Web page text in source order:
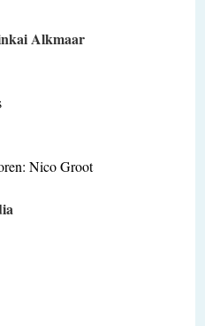
Alkmaar
Nico Groot